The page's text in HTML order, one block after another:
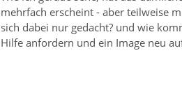
mehrfach erscheint - aber teilweise
sich dabei nur gedacht? und wie
Hilfe anfordern und ein Image neu